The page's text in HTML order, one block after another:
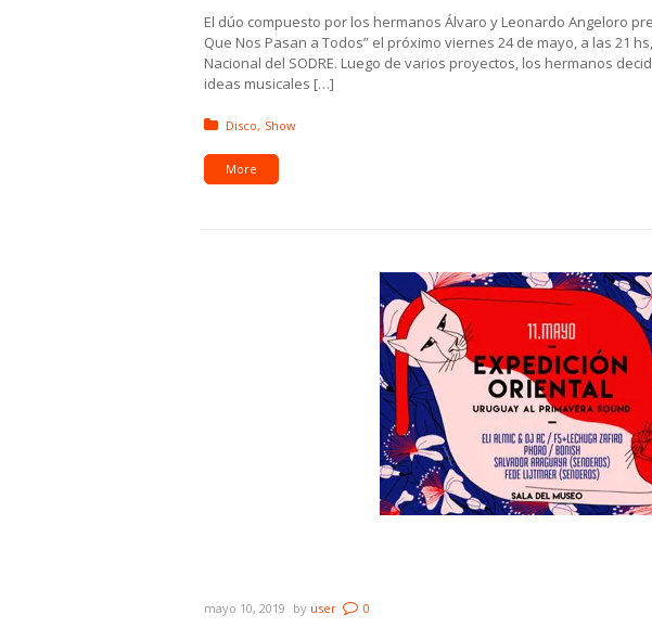
El dúo compuesto por los hermanos Álvaro y Leonardo Angeloro
Que Nos Pasan a Todos” el próximo viernes 24 de mayo, a las 21
Nacional del SODRE. Luego de varios proyectos, los hermanos
ideas musicales […]
Posted in:
Disco Show
More
mayo 10, 2019 by user 0